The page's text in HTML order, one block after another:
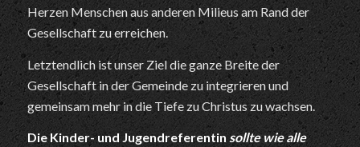
Herzen Menschen aus anderen Milieus am Rand der
Gesellschaft zu erreichen.
Letztendlich ist unser Ziel die ganze Breite der
Gesellschaft in der Gemeinde zu integrieren und
gemeinsam mehr in die Tiefe zu Christus zu wachsen.
Die Kinder- und Jugendreferentin sollte wie alle